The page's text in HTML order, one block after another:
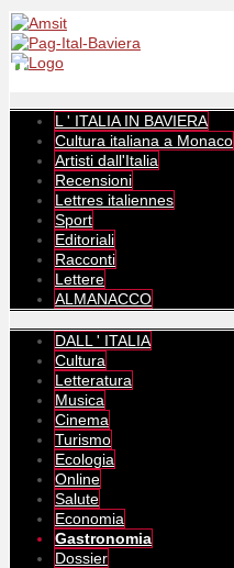
L ' ITALIA IN BAVIERA
Cultura italiana a Monaco
Artisti dall'Italia
Recensioni
Lettres italiennes
Sport
Editoriali
Racconti
Lettere
ALMANACCO
DALL ' ITALIA
Cultura
Letteratura
Musica
Cinema
Turismo
Ecologia
Online
Salute
Economia
Gastronomia
Dossier